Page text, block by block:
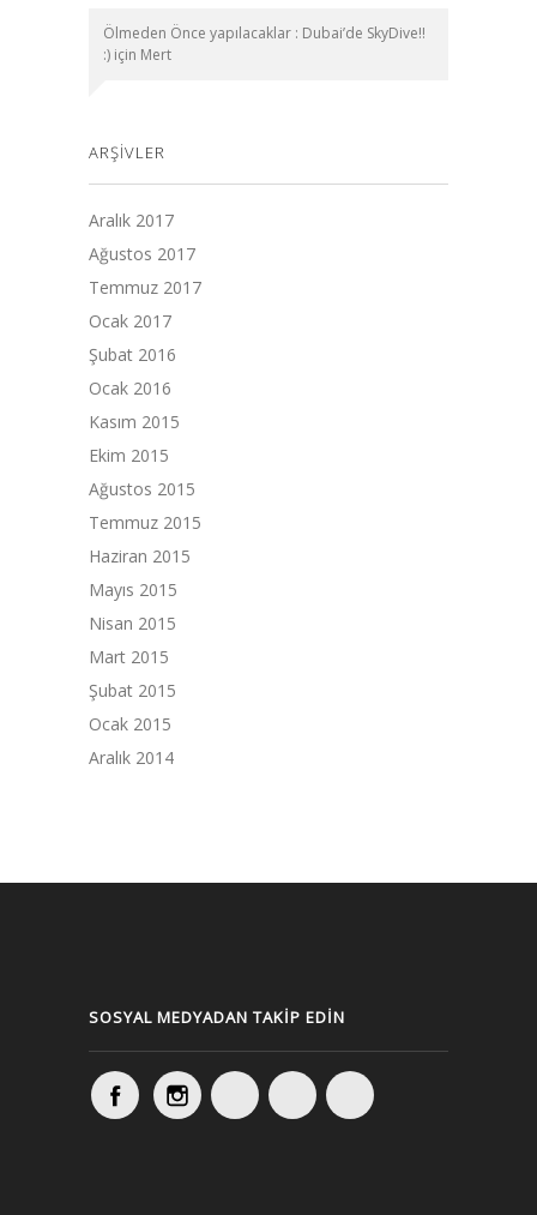
Ölmeden Önce yapılacaklar : Dubai’de SkyDive!!
:) için Mert
ARŞIVLER
Aralık 2017
Ağustos 2017
Temmuz 2017
Ocak 2017
Şubat 2016
Ocak 2016
Kasım 2015
Ekim 2015
Ağustos 2015
Temmuz 2015
Haziran 2015
Mayıs 2015
Nisan 2015
Mart 2015
Şubat 2015
Ocak 2015
Aralık 2014
SOSYAL MEDYADAN TAKIP EDIN